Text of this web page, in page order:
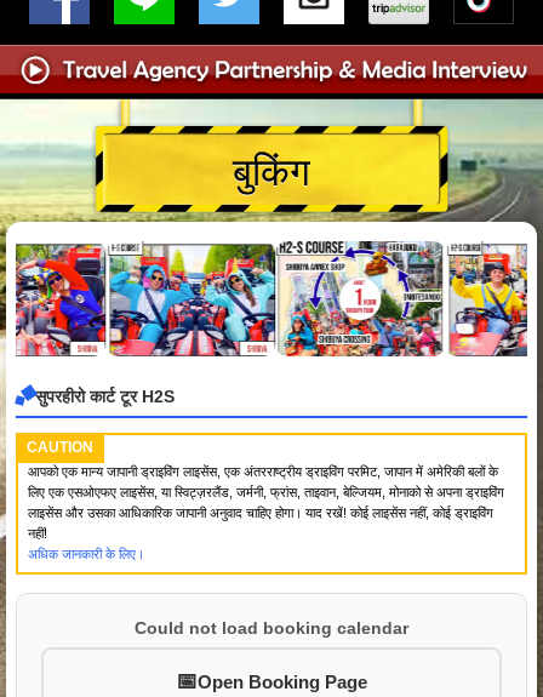
बुकिंग
सुपरहीरो कार्ट टूर H2S
CAUTION
आपको एक मान्य जापानी ड्राइविंग लाइसेंस, एक अंतरराष्ट्रीय ड्राइविंग परमिट, जापान में अमेरिकी बलों के
लिए एक एसओएफए लाइसेंस, या स्विट्ज़रलैंड, जर्मनी, फ्रांस, ताइवान, बेल्जियम, मोनाको से अपना ड्राइविंग
लाइसेंस और उसका आधिकारिक जापानी अनुवाद चाहिए होगा। याद रखें! कोई लाइसेंस नहीं, कोई ड्राइविंग
नहीं!
अधिक जानकारी के लिए।
Could not load booking calendar
Open Booking Page